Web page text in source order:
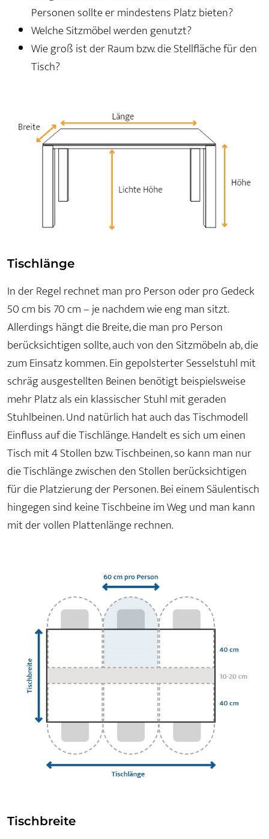
Personen sollte er mindestens Platz bieten?
Welche Sitzmöbel werden genutzt?
Wie groß ist der Raum bzw. die Stellfläche für den
Tisch?
Tischlänge
In der Regel rechnet man pro Person oder pro Gedeck
50 cm bis 70 cm – je nachdem wie eng man sitzt.
Allerdings hängt die Breite, die man pro Person
berücksichtigen sollte, auch von den Sitzmöbeln ab, die
zum Einsatz kommen. Ein gepolsterter Sesselstuhl mit
schräg ausgestellten Beinen benötigt beispielsweise
mehr Platz als ein klassischer Stuhl mit geraden
Stuhlbeinen. Und natürlich hat auch das Tischmodell
Einfluss auf die Tischlänge. Handelt es sich um einen
Tisch mit 4 Stollen bzw. Tischbeinen, so kann man nur
die Tischlänge zwischen den Stollen berücksichtigen
für die Platzierung der Personen. Bei einem Säulentisch
hingegen sind keine Tischbeine im Weg und man kann
mit der vollen Plattenlänge rechnen.
Tischbreite